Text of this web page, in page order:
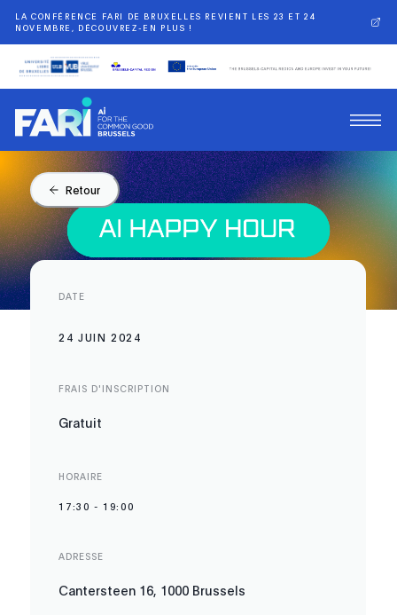
LA CONFÉRENCE FARI DE BRUXELLES REVIENT LES 23 ET 24
NOVEMBRE, DÉCOUVREZ-EN PLUS !
Retour
DATE
24 JUIN 2024
FRAIS D'INSCRIPTION
Gratuit
HORAIRE
17:30 - 19:00
ADRESSE
Cantersteen 16, 1000 Brussels